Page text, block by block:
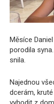
Měsíce
porodila
snila.
Najednou
dcerám,